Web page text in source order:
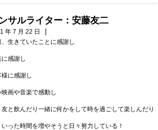
サルライター：安藤友二
年 7 月 22 日 |
、生きていたことに感謝し
感謝し
様に感謝し
映画や音楽で感動し
友と飲んだり一緒に何かをして時を過ごして楽しんだり
いった時間を増やそうと日々努力している！